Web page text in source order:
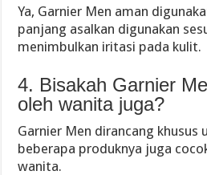
Ya, Garnier Men aman
panjang asalkan digunakan
menimbulkan iritasi pada kulit.
4. Bisakah Garnier
oleh wanita juga?
Garnier Men dirancang
beberapa produknya juga
wanita.